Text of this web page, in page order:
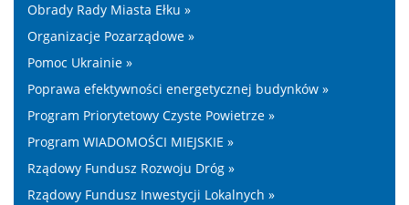
Obrady Rady Miasta Ełku »
Organizacje Pozarządowe »
Pomoc Ukrainie »
Poprawa efektywności energetycznej budynków »
Program Priorytetowy Czyste Powietrze »
Program WIADOMOŚCI MIEJSKIE »
Rządowy Fundusz Rozwoju Dróg »
Rządowy Fundusz Inwestycji Lokalnych »